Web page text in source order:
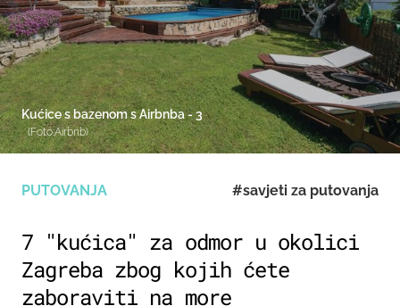
PUTOVANJA #savjeti za putovanja
7 "kućica" za odmor u okolici
Zagreba zbog kojih ćete
zaboraviti na more
Kućice s bazenom s Airbnba - 3
(Foto:Airbnb)